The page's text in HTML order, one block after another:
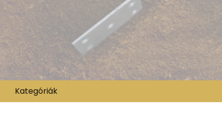
Kategóriák